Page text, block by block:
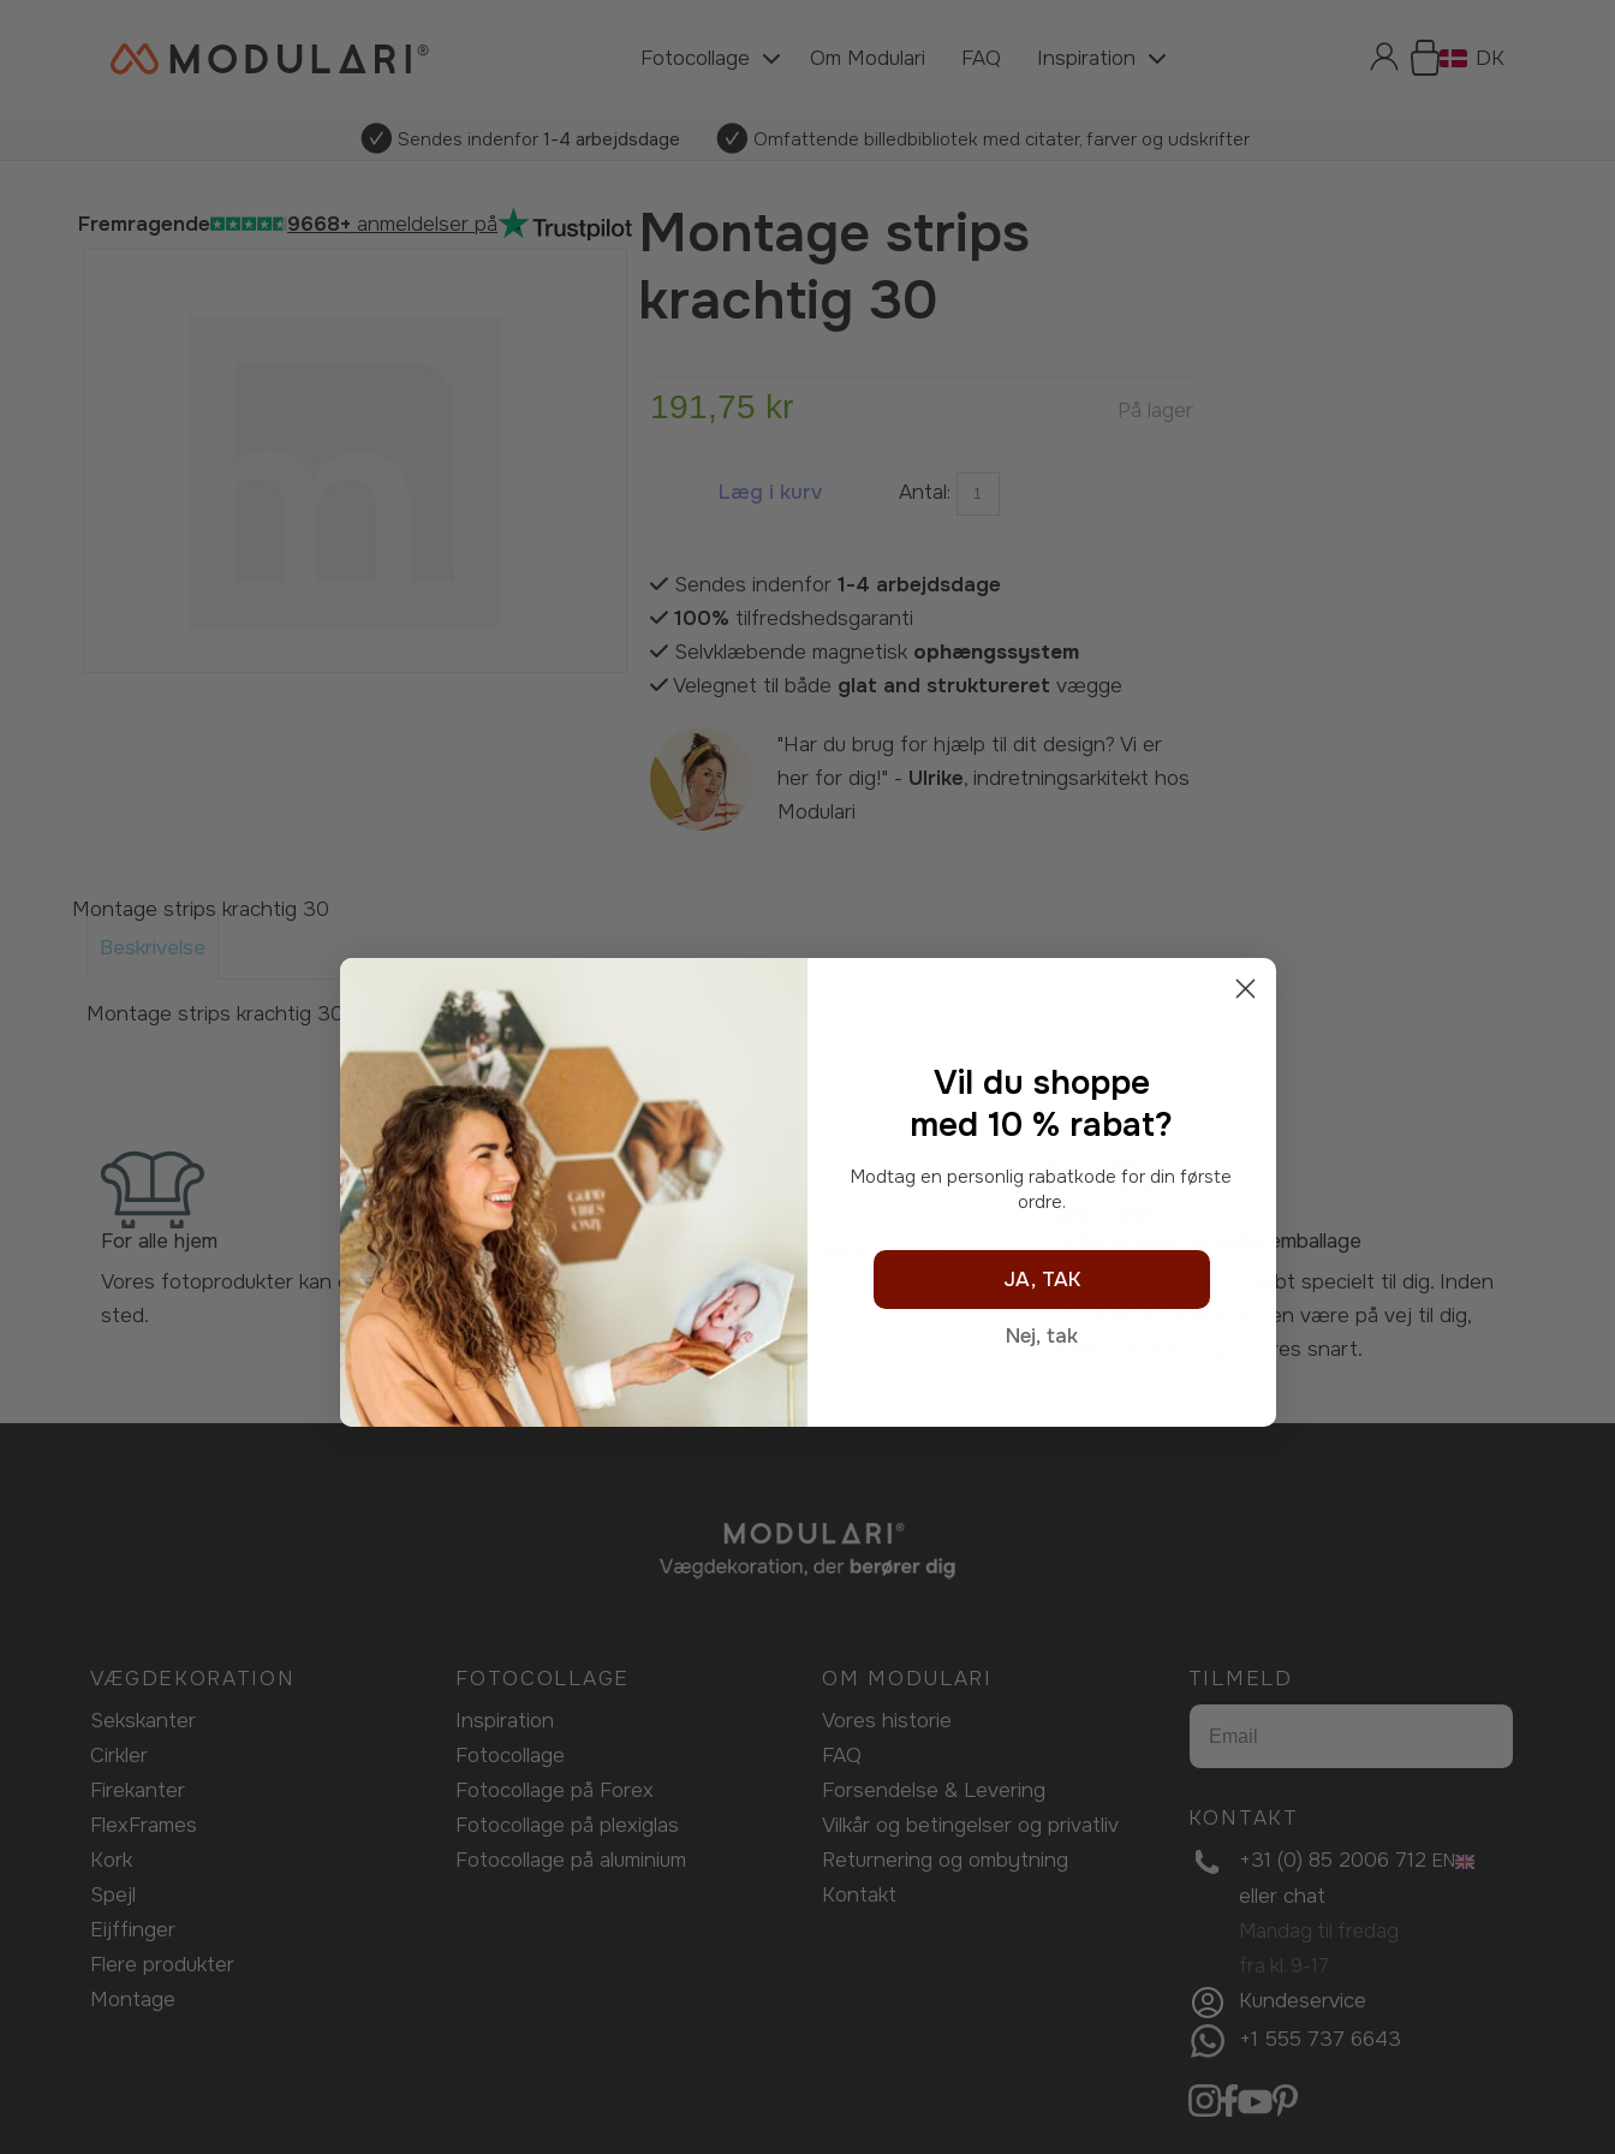
Fotocollage Om Modulari FAQ Inspiration DK
Sendes indenfor 1-4 arbejdsdage Omfattende billedbibliotek med citater, farver og udskrifter
Fremragende 9668+ anmeldelser på
Montage strips
krachtig 30
På lager
191,75 kr
Antal:
Læg i kurv
Sendes indenfor 1-4 arbejdsdage
100% tilfredshedsgaranti
Selvklæbende magnetisk ophængssystem
Velegnet til både glat and struktureret vægge
"Har du brug for hjælp til dit design? Vi er
her for dig!" - Ulrike, indretningsarkitekt hos
Modulari
Montage strips krachtig 30
Beskrivelse
Montage strips krachtig 30
For alle hjem
Vores fotoprodukter kan dekorere ethvert
sted.
Vi scorer: fremragende! Læs anmeldelser.
Hurtig levering og rigtig emballage
Dit unikke produkt er skabt specielt til dig. Inden
for 1-4 arbejdsdage vil den være på vej til dig,
pakket pænt ind og
leveres snart.
VÆGDEKORATION
Sekskanter
Cirkler
Firekanter
FlexFrames
Kork
Spejl
Eijffinger
Flere produkter
Montage
FOTOCOLLAGE
Inspiration
Fotocollage
Fotocollage på Forex
Fotocollage på plexiglas
Fotocollage på aluminium
OM MODULARI
Vores historie
FAQ
Forsendelse & Levering
Vilkår og betingelser og privatliv
Returnering og ombytning
Kontakt
TILMELD
KONTAKT
+31 (0) 85 2006 712 EN
eller chat
Mandag til fredag
fra kl. 9-17
Kundeservice
+1 555 737 6643
Vil du shoppe
med 10 % rabat?
Modtag en personlig rabatkode for din første
ordre.
JA, TAK
Nej, tak